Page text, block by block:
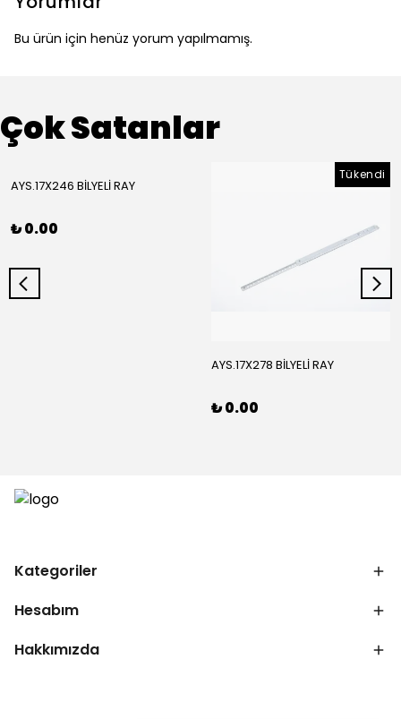
Bu ürün için henüz yorum yapılmamış.
Çok Satanlar
AYS.17X246 BİLYELİ RAY
₺ 0.00
Tükendi
AYS.17X278 BİLYELİ RAY
₺ 0.00
Kategoriler
Hesabım
Hakkımızda